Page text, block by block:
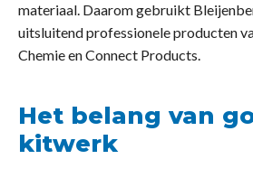
materiaal. Daarom gebruikt
uitsluitend professionele producten
Chemie en Connect Products.
Het belang van
kitwerk